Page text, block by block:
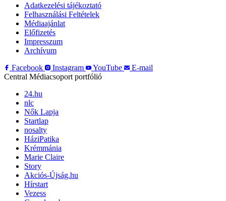
Adatkezelési tájékoztató
Felhasználási Feltételek
Médiaajánlat
Előfizetés
Impresszum
Archívum
Facebook
Instagram YouTube
E-mail
Central Médiacsoport portfólió
24.hu
nlc
Nők Lapja
Startlap
nosalty
HáziPatika
Krémmánia
Marie Claire
Story
Akciós-Újság.hu
Hírstart
Vezess